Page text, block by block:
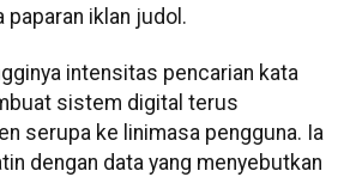
iklan judol.
intensitas pencarian kata
sistem digital terus
serupa ke linimasa pengguna. Ia
dengan data yang menyebutkan